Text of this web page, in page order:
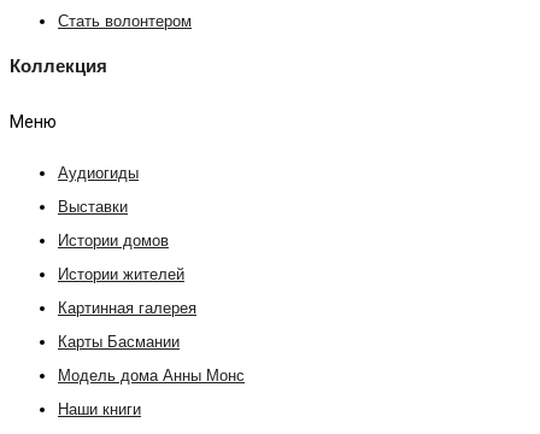
Стать волонтером
Коллекция
Меню
Аудиогиды
Выставки
Истории домов
Истории жителей
Картинная галерея
Карты Басмании
Модель дома Анны Монс
Наши книги